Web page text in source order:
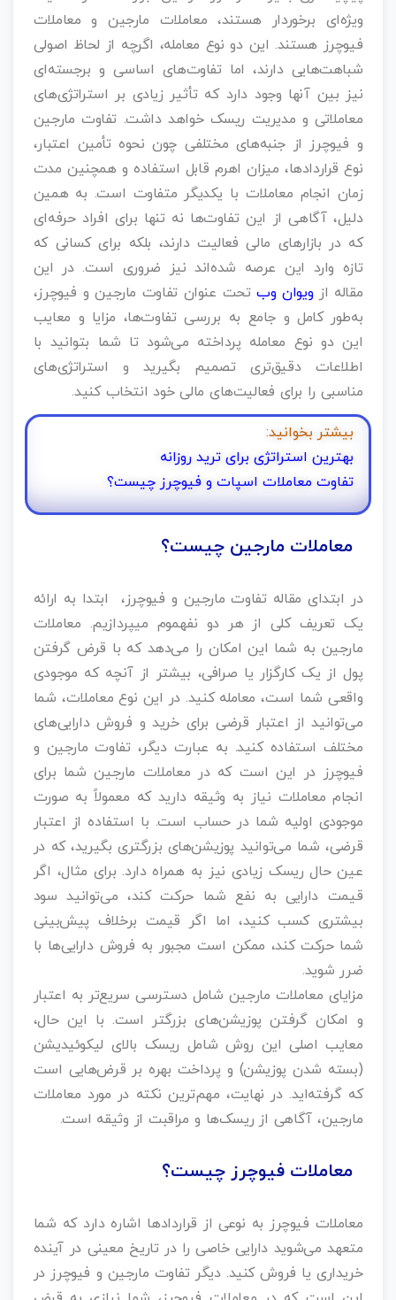
ویژه‌ای برخوردار هستند، معاملات مارجین و معاملات
فیوچرز هستند. این دو نوع معامله، اگرچه از لحاظ اصولی
شباهت‌هایی دارند، اما تفاوت‌های اساسی و برجسته‌ای
نیز بین آنها وجود دارد که تأثیر زیادی بر استراتژی‌های
معاملاتی و مدیریت ریسک خواهد داشت. تفاوت مارجین
و فیوچرز از جنبه‌های مختلفی چون نحوه تأمین اعتبار،
نوع قراردادها، میزان اهرم قابل استفاده و همچنین مدت
زمان انجام معاملات با یکدیگر متفاوت است. به همین
دلیل، آگاهی از این تفاوت‌ها نه تنها برای افراد حرفه‌ای
که در بازارهای مالی فعالیت دارند، بلکه برای کسانی که
تازه وارد این عرصه شده‌اند نیز ضروری است. در این
مقاله از ویوان وبتحت عنوان تفاوت مارجین و فیوچرز،
به‌طور کامل و جامع به بررسی تفاوت‌ها، مزایا و معایب
این دو نوع معامله پرداخته می‌شود تا شما بتوانید با
اطلاعات دقیق‌تری تصمیم بگیرید و استراتژی‌های
مناسبی را برای فعالیت‌های مالی خود انتخاب کنید.
بیشتر بخوانید:
بهترین استراتژی برای ترید روزانه
تفاوت معاملات اسپات و فیوچرز چیست؟
معاملات مارجین چیست؟
در ابتدای مقاله تفاوت مارجین و فیوچرز، ابتدا به ارائه
یک تعریف کلی از هر دو نفهموم میپردازیم. معاملات
مارجین به شما این امکان را می‌دهد که با قرض گرفتن
پول از یک کارگزار یا صرافی، بیشتر از آنچه که موجودی
واقعی شما است، معامله کنید. در این نوع معاملات، شما
می‌توانید از اعتبار قرضی برای خرید و فروش دارایی‌های
مختلف استفاده کنید. به عبارت دیگر، تفاوت مارجین و
فیوچرز در این است که در معاملات مارجین شما برای
انجام معاملات نیاز به وثیقه دارید که معمولاً به صورت
موجودی اولیه شما در حساب است. با استفاده از اعتبار
قرضی، شما می‌توانید پوزیشن‌های بزرگتری بگیرید، که در
عین حال ریسک زیادی نیز به همراه دارد. برای مثال، اگر
قیمت دارایی به نفع شما حرکت کند، می‌توانید سود
بیشتری کسب کنید، اما اگر قیمت برخلاف پیش‌بینی
شما حرکت کند، ممکن است مجبور به فروش دارایی‌ها با
ضرر شوید.
مزایای معاملات مارجین شامل دسترسی سریع‌تر به اعتبار
و امکان گرفتن پوزیشن‌های بزرگتر است. با این حال،
معایب اصلی این روش شامل ریسک بالای لیکوئیدیشن
(بسته شدن پوزیشن) و پرداخت بهره بر قرض‌هایی است
که گرفته‌اید. در نهایت، مهم‌ترین نکته در مورد معاملات
مارجین، آگاهی از ریسک‌ها و مراقبت از وثیقه است.
معاملات فیوچرز چیست؟
معاملات فیوچرز به نوعی از قراردادها اشاره دارد که شما
متعهد می‌شوید دارایی خاصی را در تاریخ معینی در آینده
خریداری یا فروش کنید. دیگر تفاوت مارجین و فیوچرز در